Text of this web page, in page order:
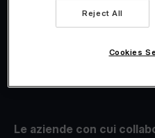
Fiscalizzazione
Le aziende con cui
Reject All
Cookies